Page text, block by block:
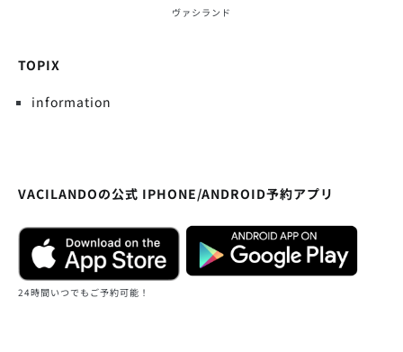
ヴァシランド
TOPIX
information
VACILANDOの公式 IPHONE/ANDROID予約アプリ
24時間いつでもご予約可能！